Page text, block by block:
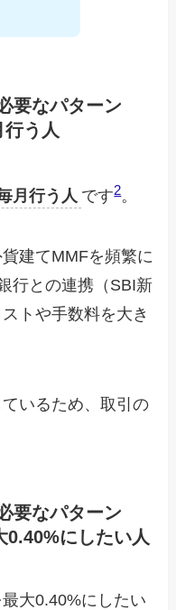
要なパターン
う人
月行う人 です2。
建てMMFを頻繁に
行との連携（SBI新
トや手数料を大き
いるため、取引の
要なパターン
にしたい人
大0.40%にしたい